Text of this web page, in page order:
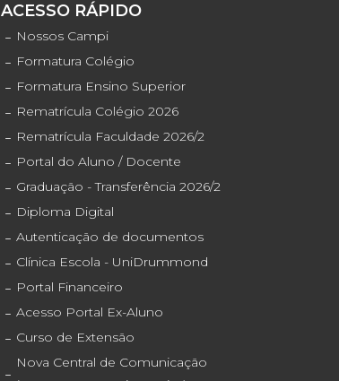
ACESSO RÁPIDO
Nossos Campi
Formatura Colégio
Formatura Ensino Superior
Rematrícula Colégio 2026
Rematrícula Faculdade 2026/2
Portal do Aluno / Docente
Graduação - Transferência 2026/2
Diploma Digital
Autenticação de documentos
Clínica Escola - UniDrummond
Portal Financeiro
Acesso Portal Ex-Aluno
Curso de Extensão
Nova Central de Comunicação